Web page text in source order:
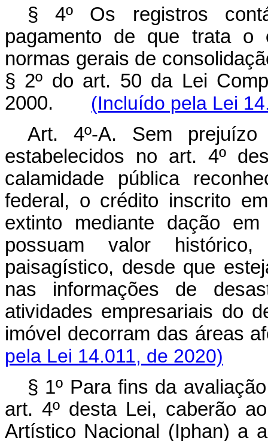
§ 4º Os registros
pagamento de que trata o
normas gerais de
§ 2º do art. 50 da Lei
2000. (Incluído pela Lei
Art. 4º-A. Sem
estabelecidos no art. 4º
calamidade pública
federal, o crédito inscrito
extinto mediante dação
possuam valor
paisagístico, desde que
nas informações de
atividades empresariais do
imóvel decorram das
pela Lei 14.011, de 2020)
§ 1º Para fins da
art. 4º desta Lei, caberão
Artístico Nacional (Iphan) a